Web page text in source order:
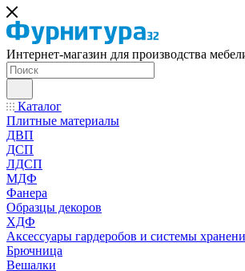
Интернет-магазин для производства
Каталог
Плитные материалы
ДВП
ДСП
ЛДСП
МДФ
Фанера
Образцы декоров
ХДФ
Аксессуары гардеробов и системы
Брючница
Вешалки